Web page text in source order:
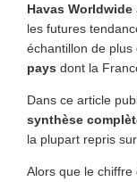
Havas Worldwide
les futures
échantillon de plus
pays dont la
Dans ce article
synthèse
la plupart repris sur
Alors que le chiffre